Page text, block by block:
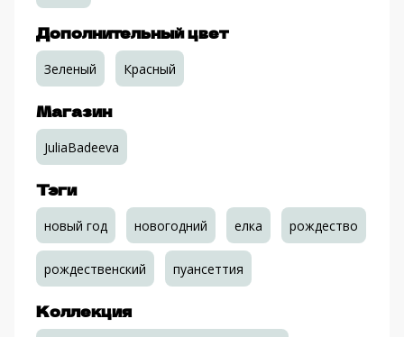
Дополнительный цвет
Зеленый Красный
Магазин
JuliaBadeeva
Тэги
новый год новогодний елка рождество
рождественский пуансеттия
Коллекция